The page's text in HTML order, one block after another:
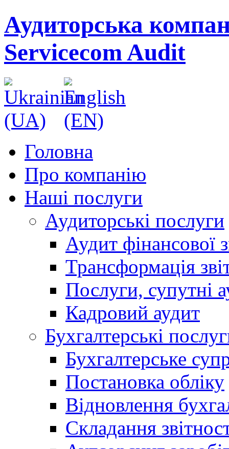
Аудиторська
Servicecom Audit
Головна
Про компанію
Наші послуги
Аудиторські послуги
Аудит фінансової
Трансформація
Послуги, супутні
Кадровий аудит
Бухгалтерські
Бухгалтерське
Постановка обліку
Відновлення
Складання